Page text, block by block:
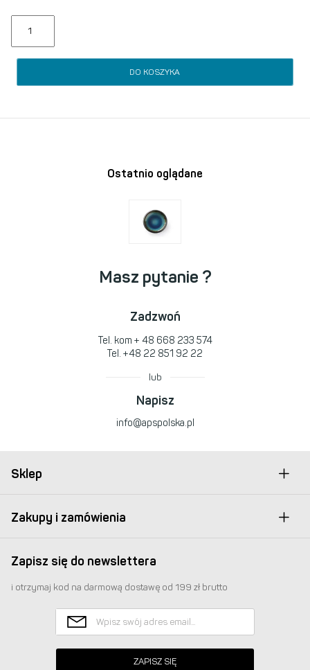
DO KOSZYKA
Ostatnio oglądane
Masz pytanie ?
Zadzwoń
Tel. kom + 48 668 233 574
Tel. +48 22 851 92 22
lub
Napisz
info@apspolska.pl
Sklep
Zakupy i zamówienia
Zapisz się do newslettera
i otrzymaj kod na darmową dostawę od 199 zł brutto
ZAPISZ SIĘ